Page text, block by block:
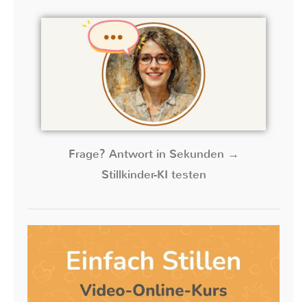
Frage? Antwort in Sekunden →
Stillkinder-KI testen